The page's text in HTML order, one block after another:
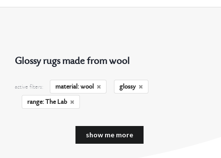
Glossy rugs made from wool
active filters: material: wool
glossy
range: The Lab
show me more